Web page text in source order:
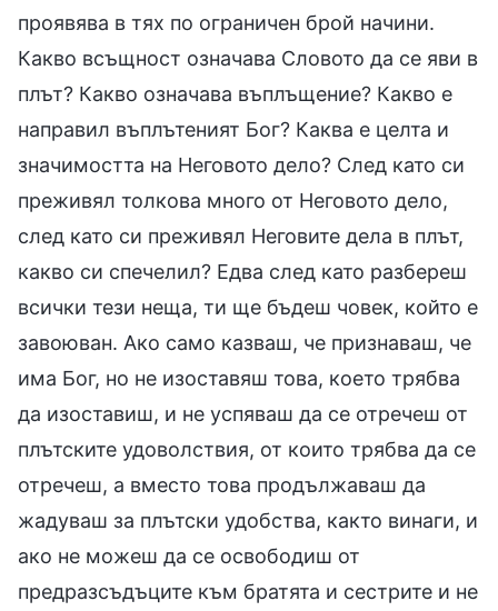
проявява в тях по ограничен брой начини.
Какво всъщност означава Словото да се яви в
плът? Какво означава въплъщение? Какво е
направил въплътеният Бог? Каква е целта и
значимостта на Неговото дело? След като си
преживял толкова много от Неговото дело,
след като си преживял Неговите дела в плът,
какво си спечелил? Едва след като разбереш
всички тези неща, ти ще бъдеш човек, който е
завоюван. Ако само казваш, че признаваш, че
има Бог, но не изоставяш това, което трябва
да изоставиш, и не успяваш да се отречеш от
плътските удоволствия, от които трябва да се
отречеш, а вместо това продължаваш да
жадуваш за плътски удобства, както винаги, и
ако не можеш да се освободиш от
предразсъдъците към братята и сестрите и не